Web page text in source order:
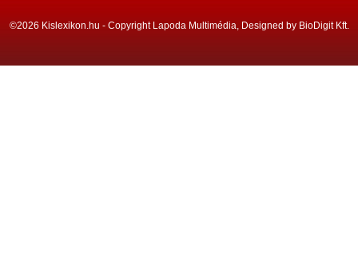
©2026 Kislexikon.hu - Copyright Lapoda Multimédia, Designed by BioDigit Kft.